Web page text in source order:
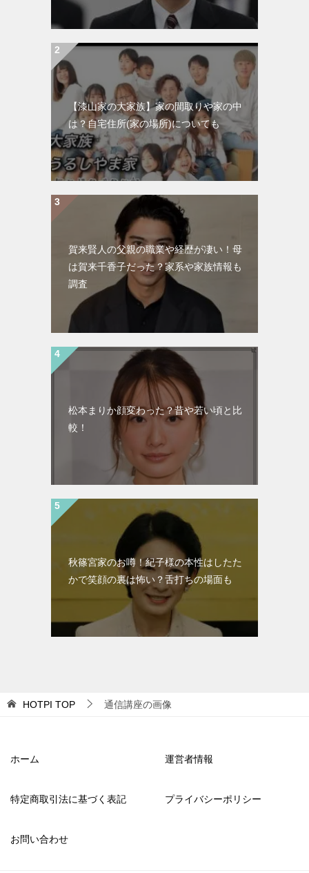
【漆山家の大家族】家の間取りや家の中
は？自宅住所(家の場所)についても
賀来賢人の父親の職業や経歴が凄い！母
は賀来千香子だった？家系や家族情報も
調査
松本まりか顔変わった？昔や若い頃と比
較！
秋篠宮家のお噂！紀子様の本性はしたた
かで笑顔の裏は怖い？舌打ちの場面も
HOTPI TOP 通信講座の画像
ホーム 運営者情報
特定商取引法に基づく表記 プライバシーポリシー
お問い合わせ